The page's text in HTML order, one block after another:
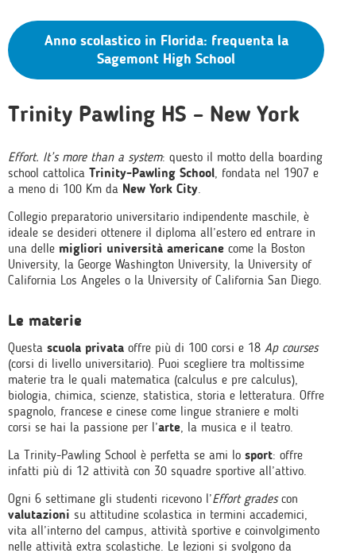
Anno scolastico in Florida: frequenta la
Sagemont High School
Trinity Pawling HS – New York
Effort. It’s more than a system: questo il motto della boarding
school cattolica Trinity-Pawling School, fondata nel 1907 e
a meno di 100 Km da New York City.
Collegio preparatorio universitario indipendente maschile, è
ideale se desideri ottenere il diploma all’estero ed entrare in
una delle migliori università americane come la Boston
University, la George Washington University, la University of
California Los Angeles o la University of California San Diego.
Le materie
Questa scuola privata offre più di 100 corsi e 18 Ap courses
(corsi di livello universitario). Puoi scegliere tra moltissime
materie tra le quali matematica (calculus e pre calculus),
biologia, chimica, scienze, statistica, storia e letteratura. Offre
spagnolo, francese e cinese come lingue straniere e molti
corsi se hai la passione per l’arte, la musica e il teatro.
La Trinity-Pawling School è perfetta se ami lo sport: offre
infatti più di 12 attività con 30 squadre sportive all’attivo.
Ogni 6 settimane gli studenti ricevono l’Effort gradescon
valutazioni su attitudine scolastica in termini accademici,
vita all’interno del campus, attività sportive e coinvolgimento
nelle attività extra scolastiche. Le lezioni si svolgono da